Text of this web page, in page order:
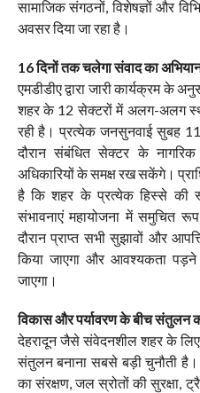
सामाजिक संगठनों, विशेषज्ञों और
अवसर दिया जा रहा है।
16 दिनों तक चलेगा संवाद का
एमडीडीए द्वारा जारी कार्यक्रम
शहर के 12 सेक्टरों में अलग-अलग
रही है। प्रत्येक जनसुनवाई सुबह
दौरान संबंधित सेक्टर के
अधिकारियों के समक्ष रख सकेंगे।
है कि शहर के प्रत्येक हिस्से की
संभावनाएं महायोजना में समुचित
दौरान प्राप्त सभी सुझावों और
किया जाएगा और आवश्यकता पड़ने
जाएगा।
विकास और पर्यावरण के बीच संतुलन
देहरादून जैसे संवेदनशील शहर के लिए
संतुलन बनाना सबसे बड़ी चुनौती है।
का संरक्षण, जल स्रोतों की सुरक्षा,